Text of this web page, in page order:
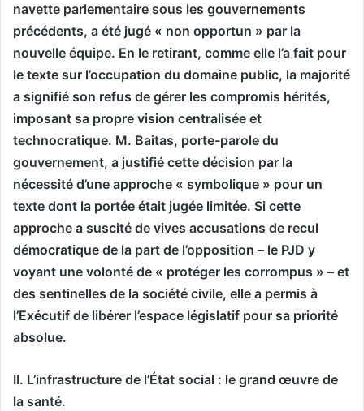
navette parlementaire sous les gouvernements
précédents, a été jugé « non opportun » par la
nouvelle équipe. En le retirant, comme elle l’a fait pour
le texte sur l’occupation du domaine public, la majorité
a signifié son refus de gérer les compromis hérités,
imposant sa propre vision centralisée et
technocratique. M. Baitas, porte-parole du
gouvernement, a justifié cette décision par la
nécessité d’une approche « symbolique » pour un
texte dont la portée était jugée limitée. Si cette
approche a suscité de vives accusations de recul
démocratique de la part de l’opposition – le PJD y
voyant une volonté de « protéger les corrompus » – et
des sentinelles de la société civile, elle a permis à
l’Exécutif de libérer l’espace législatif pour sa priorité
absolue.
II. L’infrastructure de l’État social : le grand œuvre de
la santé.